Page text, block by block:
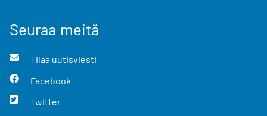
Seuraa meitä
Tilaa uutisviesti
Facebook
Twitter